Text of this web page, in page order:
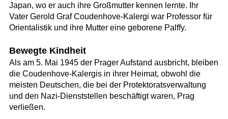
Japan, wo er auch ihre Großmutter kennen lernte. Ihr
Vater Gerold Graf Coudenhove-Kalergi war Professor für
Orientalistik und ihre Mutter eine geborene Palffy.
Bewegte Kindheit
Als am 5. Mai 1945 der Prager Aufstand ausbricht, bleiben
die Coudenhove-Kalergis in ihrer Heimat, obwohl die
meisten Deutschen, die bei der Protektoratsverwaltung
und den Nazi-Dienststellen beschäftigt waren, Prag
verließen.